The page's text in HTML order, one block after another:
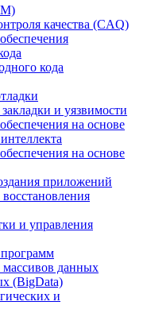
качества (CAQ)
кода
и уязвимости
на основе
на основе
приложений
и управления
массивов данных
(BigData)
и